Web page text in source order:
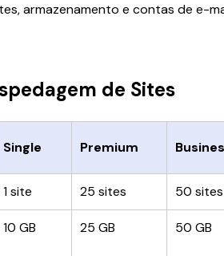
armazenamento e contas de e-
de Sites
Single Premium
1 site 25 sites 50 sites
10 GB 25 GB 50 GB